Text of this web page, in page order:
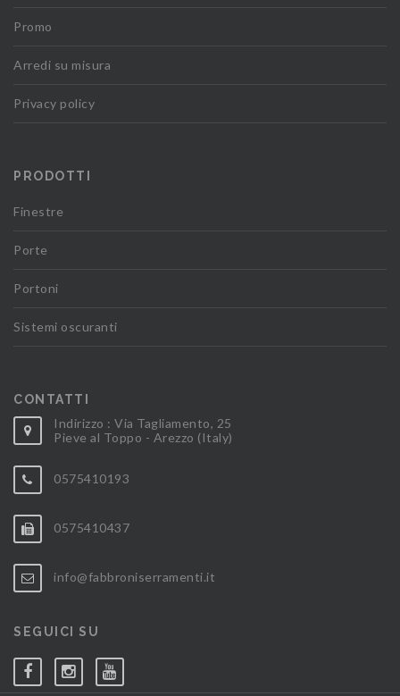
Promo
Arredi su misura
Privacy policy
PRODOTTI
Finestre
Porte
Portoni
Sistemi oscuranti
CONTATTI
Indirizzo : Via Tagliamento, 25
Pieve al Toppo - Arezzo (Italy)
0575410193
0575410437
info@fabbroniserramenti.it
SEGUICI SU